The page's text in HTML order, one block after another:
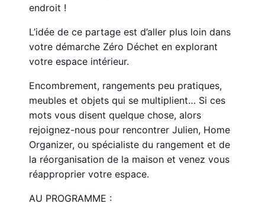
endroit !
L’idée de ce partage est d’aller plus loin dans
votre démarche Zéro Déchet en explorant
votre espace intérieur.
Encombrement, rangements peu pratiques,
meubles et objets qui se multiplient… Si ces
mots vous disent quelque chose, alors
rejoignez-nous pour rencontrer Julien, Home
Organizer, ou spécialiste du rangement et de
la réorganisation de la maison et venez vous
réapproprier votre espace.
AU PROGRAMME :